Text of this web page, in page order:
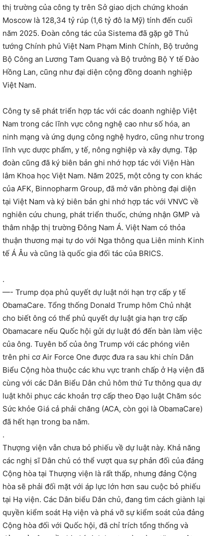
thị trường của công ty trên Sở giao dịch chứng khoán
Moscow là 128,34 tỷ rúp (1,6 tỷ đô la Mỹ) tính đến cuối
năm 2025. Đoàn công tác của Sistema đã gặp gỡ Thủ
tướng Chính phủ Việt Nam Phạm Minh Chính, Bộ trưởng
Bộ Công an Lương Tam Quang và Bộ trưởng Bộ Y tế Đào
Hồng Lan, cũng như đại diện cộng đồng doanh nghiệp
Việt Nam.
Công ty sẽ phát triển hợp tác với các doanh nghiệp Việt
Nam trong các lĩnh vực công nghệ cao như số hóa, an
ninh mạng và ứng dụng công nghệ hydro, cũng như trong
lĩnh vực dược phẩm, y tế, nông nghiệp và xây dựng. Tập
đoàn cũng đã ký biên bản ghi nhớ hợp tác với Viện Hàn
lâm Khoa học Việt Nam. Năm 2025, một công ty con khác
của AFK, Binnopharm Group, đã mở văn phòng đại diện
tại Việt Nam và ký biên bản ghi nhớ hợp tác với VNVC về
nghiên cứu chung, phát triển thuốc, chứng nhận GMP và
thâm nhập thị trường Đông Nam Á. Việt Nam có thỏa
thuận thương mại tự do với Nga thông qua Liên minh Kinh
tế Á Âu và cũng là quốc gia đối tác của BRICS.
.
—- Trump dọa phủ quyết dự luật nới hạn trợ cấp y tế
ObamaCare. Tổng thống Donald Trump hôm Chủ nhật
cho biết ông có thể phủ quyết dự luật gia hạn trợ cấp
Obamacare nếu Quốc hội gửi dự luật đó đến bàn làm việc
của ông. Tuyên bố của ông Trump với các phóng viên
trên phi cơ Air Force One được đưa ra sau khi chín Dân
Biểu Cộng hòa thuộc các khu vực tranh chấp ở Hạ viện đã
cùng với các Dân Biểu Dân chủ hôm thứ Tư thông qua dự
luật khôi phục các khoản trợ cấp theo Đạo luật Chăm sóc
Sức khỏe Giá cả phải chăng (ACA, còn gọi là ObamaCare)
đã hết hạn trong ba năm.
.
Thượng viện vẫn chưa bỏ phiếu về dự luật này. Khả năng
các nghị sĩ Dân chủ có thể vượt qua sự phản đối của đảng
Cộng hòa tại Thượng viện là rất thấp, nhưng đảng Cộng
hòa sẽ phải đối mặt với áp lực lớn hơn sau cuộc bỏ phiếu
tại Hạ viện. Các Dân biểu Dân chủ, đang tìm cách giành lại
quyền kiểm soát Hạ viện và phá vỡ sự kiểm soát của đảng
Cộng hòa đối với Quốc hội, đã chỉ trích tổng thống và